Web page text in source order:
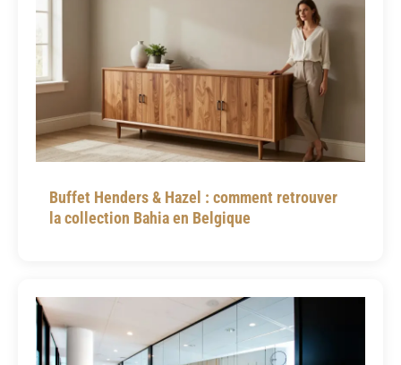
Buffet Henders & Hazel : comment retrouver
la collection Bahia en Belgique